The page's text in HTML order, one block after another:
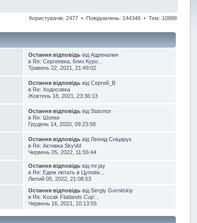
Користувачів: 2477 • Повідомлень: 144346 • Тем: 10888
Остання відповідьвід Адреналин
в Re: Сергеевка, близ Куро...
Травень 22, 2021, 21:49:02
Остання відповідьвід Сергей_В
в Re: Ходосовка
Жовтень 18, 2021, 23:36:13
Остання відповідьвід Stasmor
в Re: Шопки
Грудень 14, 2020, 09:23:58
Остання відповідьвід Леонід Сніцарук
в Re: Активка SkyVol
Червень 05, 2022, 11:55:44
Остання відповідьвід mr.jay
в Re: Едем летать в Цуповк...
Лютий 05, 2022, 21:08:53
Остання відповідьвід Sergiy Gurnitskiy
в Re: Kozak Flatlands Cup'...
Червень 16, 2021, 10:13:55